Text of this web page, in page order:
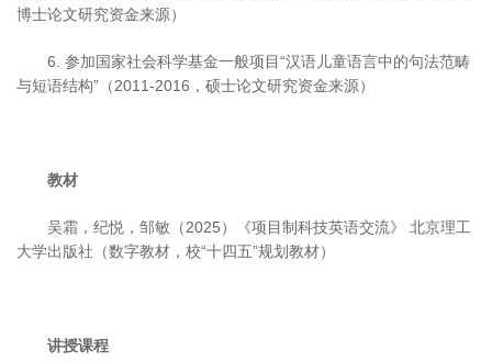
博士论文研究资金来源）
6. 参加国家社会科学基金一般项目“汉语儿童语言中的句法范畴
与短语结构”（2011-2016，硕士论文研究资金来源）
教材
吴霜，纪悦，邹敏（2025）《项目制科技英语交流》 北京理工
大学出版社（数字教材，校“十四五”规划教材）
讲授课程